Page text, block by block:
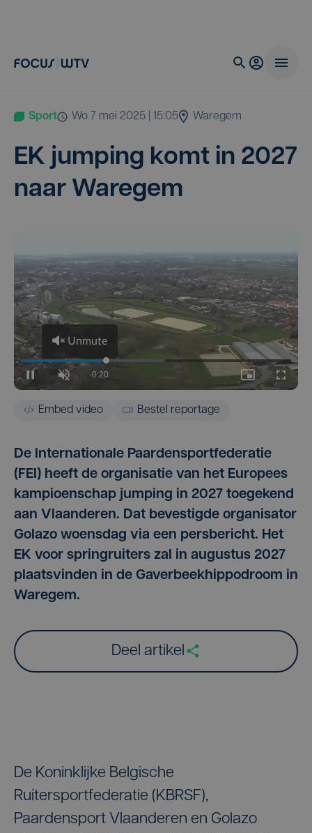
Sport wo 7 mei 2025 | 15:05 Waregem
EK jum­ping komt in 2027
naar Waregem
Embed video Bestel reportage
De Internationale Paardensportfederatie
(FEI) heeft de organisatie van het Europees
kampioenschap jumping in 2027 toegekend
aan Vlaanderen. Dat bevestigde organisator
Golazo woensdag via een persbericht. Het
EK voor springruiters zal in augustus 2027
plaatsvinden in de Gaverbeekhippodroom in
Waregem.
Deel artikel
De Koninklijke Belgische
Ruitersportfederatie (KBRSF),
Paardensport Vlaanderen en Golazo